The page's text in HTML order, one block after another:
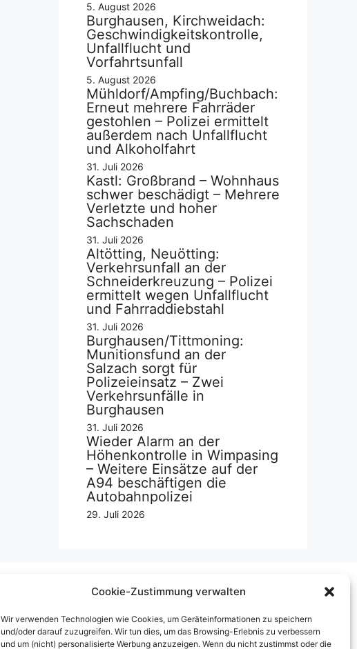
Cookie-Zustimmung verwalten
Wir verwenden Technologien wie Cookies, um Geräteinformationen zu speichern
und/oder darauf zuzugreifen. Wir tun dies, um das Browsing-Erlebnis zu verbessern
und um (nicht) personalisierte Werbung anzuzeigen. Wenn du nicht zustimmst oder die
5. August 2026
Burghausen, Kirchweidach:
Geschwindigkeitskontrolle,
Unfallflucht und
Vorfahrtsunfall
5. August 2026
Mühldorf/Ampfing/Buchbach:
Erneut mehrere Fahrräder
gestohlen – Polizei ermittelt
außerdem nach Unfallflucht
und Alkoholfahrt
31. Juli 2026
Kastl: Großbrand – Wohnhaus
schwer beschädigt – Mehrere
Verletzte und hoher
Sachschaden
31. Juli 2026
Altötting, Neuötting:
Verkehrsunfall an der
Schneiderkreuzung – Polizei
ermittelt wegen Unfallflucht
und Fahrraddiebstahl
31. Juli 2026
Burghausen/Tittmoning:
Munitionsfund an der
Salzach sorgt für
Polizeieinsatz – Zwei
Verkehrsunfälle in
Burghausen
31. Juli 2026
Wieder Alarm an der
Höhenkontrolle in Wimpasing
– Weitere Einsätze auf der
A94 beschäftigen die
Autobahnpolizei
29. Juli 2026
Über uns
Impressum